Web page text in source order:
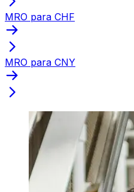
MRO para CHF
MRO para CNY